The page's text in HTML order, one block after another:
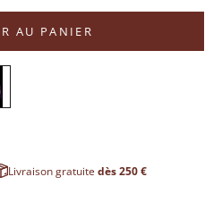
AU PANIER
Livraison gratuite dès 250 €